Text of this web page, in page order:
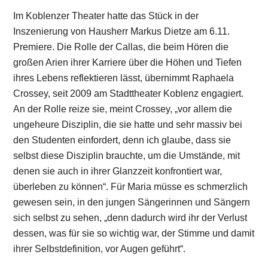
Im Koblenzer Theater hatte das Stück in der
Inszenierung von Hausherr Markus Dietze am 6.11.
Premiere. Die Rolle der Callas, die beim Hören die
großen Arien ihrer Karriere über die Höhen und Tiefen
ihres Lebens reflektieren lässt, übernimmt Raphaela
Crossey, seit 2009 am Stadttheater Koblenz engagiert.
An der Rolle reize sie, meint Crossey, „vor allem die
ungeheure Disziplin, die sie hatte und sehr massiv bei
den Studenten einfordert, denn ich glaube, dass sie
selbst diese Disziplin brauchte, um die Umstände, mit
denen sie auch in ihrer Glanzzeit konfrontiert war,
überleben zu können“. Für Maria müsse es schmerzlich
gewesen sein, in den jungen Sängerinnen und Sängern
sich selbst zu sehen, „denn dadurch wird ihr der Verlust
dessen, was für sie so wichtig war, der Stimme und damit
ihrer Selbstdefinition, vor Augen geführt“.